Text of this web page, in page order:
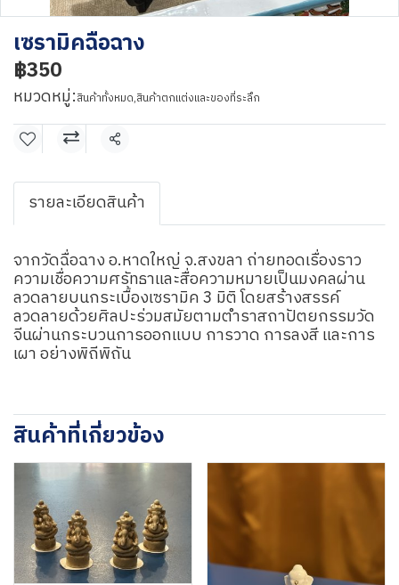
เซรามิคฉือฉาง
฿350
หมวดหมู่:สินค้าทั้งหมด,สินค้าตกแต่งและของที่ระลึก
แชร์
รายละเอียดสินค้า
จากวัดฉื่อฉาง อ.หาดใหญ่ จ.สงขลา ถ่ายทอดเรื่องราว
ความเชื่อความศรัทธาและสื่อความหมายเป็นมงคลผ่าน
ลวดลายบนกระเบื้องเซรามิค 3 มิติ โดยสร้างสรรค์
ลวดลายด้วยศิลปะร่วมสมัยตามตำราสถาปัตยกรรมวัด
จีนผ่านกระบวนการออกแบบ การวาด การลงสี และการ
เผา อย่างพิถีพิถัน
สินค้าที่เกี่ยวข้อง